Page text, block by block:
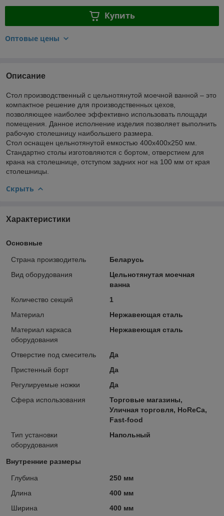
Купить
Оптовые цены
Описание
Стол производственный с цельнотянутой моечной ванной – это
компактное решение для производственных цехов,
позволяющее наиболее эффективно использовать площади
помещения. Данное исполнение изделия позволяет выполнить
рабочую столешницу наибольшего размера.
Стол оснащен цельнотянутой емкостью 400х400х250 мм.
Стандартно столы изготовляются с бортом, отверстием для
крана на столешнице, отступом задних ног на 100 мм от края
столешницы.
Скрыть
Характеристики
Основные
Страна производитель
Беларусь
Вид оборудования
Цельнотянутая моечная
ванна
Количество секций
1
Материал
Нержавеющая сталь
Материал каркаса
оборудования
Нержавеющая сталь
Отверстие под смеситель
Да
Пристенный борт
Да
Регулируемые ножки
Да
Сфера использования
Торговые магазины,
Уличная торговля, HoReCa,
Fast-food
Тип установки
оборудования
Напольный
Внутренние размеры
Глубина
250 мм
Длина
400 мм
Ширина
400 мм